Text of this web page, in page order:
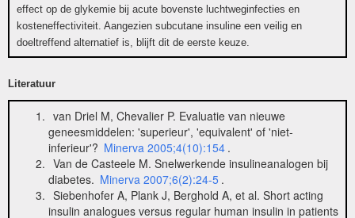
effect op de glykemie bij acute bovenste luchtweginfecties en
kosteneffectiviteit. Aangezien subcutane insuline een veilig en
doeltreffend alternatief is, blijft dit de eerste keuze.
Literatuur
van Driel M, Chevalier P. Evaluatie van nieuwe
geneesmiddelen: 'superieur', 'equivalent' of 'niet-
inferieur'? Minerva 2005;4(10):154 .
Van de Casteele M. Snelwerkende insulineanalogen bij
diabetes. Minerva 2007;6(2):24-5 .
Siebenhofer A, Plank J, Berghold A, et al. Short acting
insulin analogues versus regular human insulin in patients